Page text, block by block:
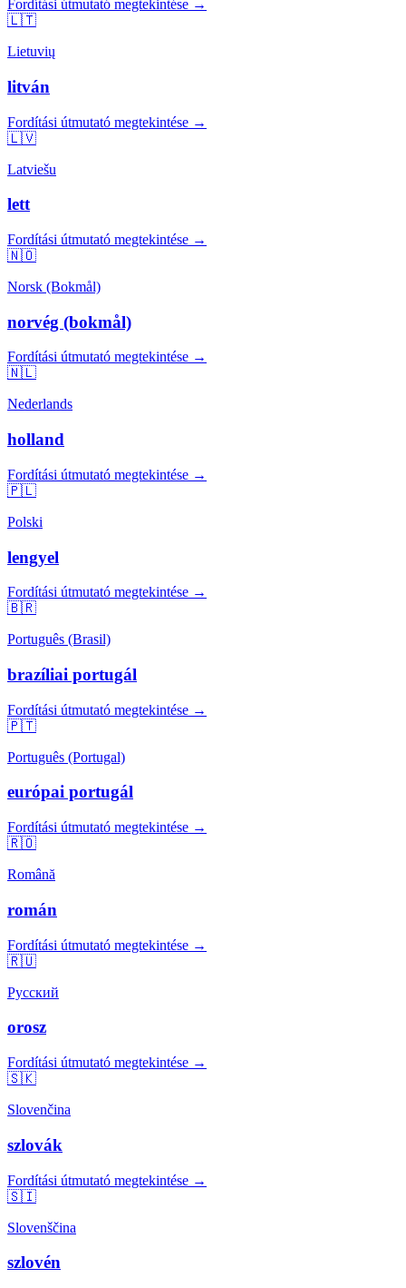
Fordítási útmutató megtekintése →
🇱🇹
Lietuvių
litván
Fordítási útmutató megtekintése →
🇱🇻
Latviešu
lett
Fordítási útmutató megtekintése →
🇳🇴
Norsk (Bokmål)
norvég (bokmål)
Fordítási útmutató megtekintése →
🇳🇱
Nederlands
holland
Fordítási útmutató megtekintése →
🇵🇱
Polski
lengyel
Fordítási útmutató megtekintése →
🇧🇷
Português (Brasil)
brazíliai portugál
Fordítási útmutató megtekintése →
🇵🇹
Português (Portugal)
európai portugál
Fordítási útmutató megtekintése →
🇷🇴
Română
román
Fordítási útmutató megtekintése →
🇷🇺
Русский
orosz
Fordítási útmutató megtekintése →
🇸🇰
Slovenčina
szlovák
Fordítási útmutató megtekintése →
🇸🇮
Slovenščina
szlovén